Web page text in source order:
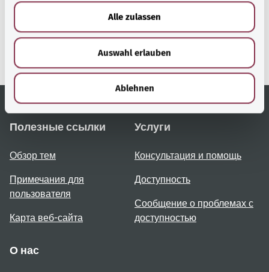
Alle zulassen
Auswahl erlauben
Ablehnen
Bundesministerium für
министерство
здравоохранения).
Полезные ссылки
Обзор тем
Примечания для
пользователя
Карта веб-сайта
Услуги
Консультация и помощь
Доступность
Сообщение о проблемах с
доступностью
О нас